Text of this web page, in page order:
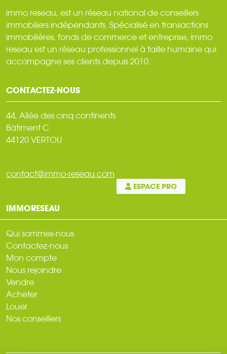
immo reseau, est un réseau national de conseillers
immobiliers indépendants. Spécialisé en transactions
immobilières, fonds de commerce et entreprise, immo
reseau est un réseau professionnel à taille humaine qui
accompagne ses clients depuis 2010.
CONTACTEZ-NOUS
44, Allée des cinq continents
Bâtiment C
44120 VERTOU
contact@immo-reseau.com
ESPACE PRO
IMMORESEAU
Qui sommes-nous
Contactez-nous
Mon compte
Nous rejoindre
Vendre
Acheter
Louer
Nos conseillers